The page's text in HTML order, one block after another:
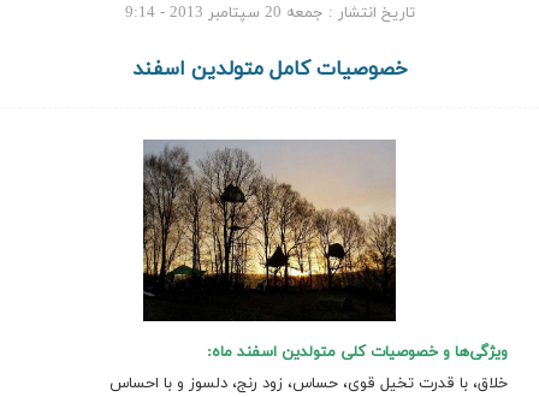
تاریخ انتشار : جمعه 20 سپتامبر 2013 - 9:14
خصوصیات کامل متولدین اسفند
ویژگی‌ها و خصوصیات‌ کلی‌ متولدین‌ اسفند ماه‌:
خلاق‌، با قدرت‌ تخیل‌ قوی‌، حساس‌، زود رنج‌، دلسوز و با احساس‌